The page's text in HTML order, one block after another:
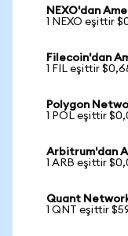
NEXO'dan
1 NEXO eşittir
Filecoin'dan
1 FIL eşittir
Polygon
1 POL eşittir
Arbitrum'dan
1 ARB eşittir
Quant
1 QNT eşittir